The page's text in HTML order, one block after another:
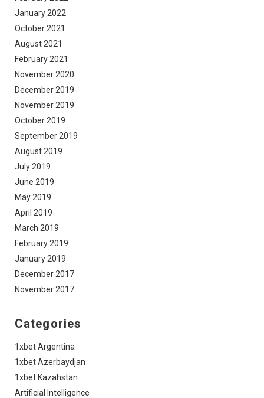
January 2022
October 2021
August 2021
February 2021
November 2020
December 2019
November 2019
October 2019
September 2019
August 2019
July 2019
June 2019
May 2019
April 2019
March 2019
February 2019
January 2019
December 2017
November 2017
Categories
1xbet Argentina
1xbet Azerbaydjan
1xbet Kazahstan
Artificial Intelligence